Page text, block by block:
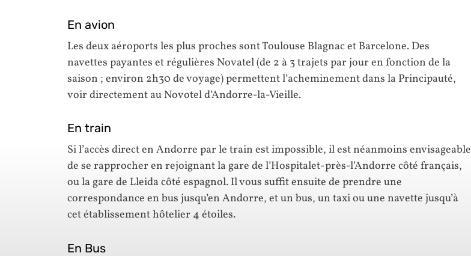
En avion
Les deux aéroports les plus proches sont Toulouse Blagnac et Barcelone. Des
navettes payantes et régulières Novatel (de 2 à 3 trajets par jour en fonction de la
saison ; environ 2h30 de voyage) permettent l’acheminement dans la Principauté,
voir directement au Novotel d’Andorre-la-Vieille.
En train
Si l’accès direct en Andorre par le train est impossible, il est néanmoins envisageable
de se rapprocher en rejoignant la gare de l’Hospitalet-près-l’Andorre côté français,
ou la gare de Lleida côté espagnol. Il vous suffit ensuite de prendre une
correspondance en bus jusqu’en Andorre, et un bus, un taxi ou une navette jusqu’à
cet établissement hôtelier 4 étoiles.
En Bus